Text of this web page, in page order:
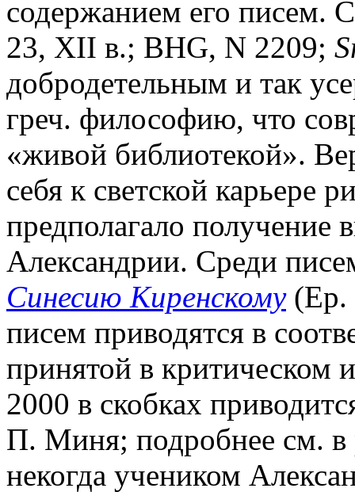
содержанием его писем.
23, XII в.; BHG, N 2209;
добродетельным и так
греч. философию, что
«живой библиотекой».
себя к светской карьере
предполагало получение
Александрии. Среди
Синесию Киренскому(Ep.
писем приводятся в
принятой в критическом
2000 в скобках
П. Миня; подробнее см. в
некогда учеником